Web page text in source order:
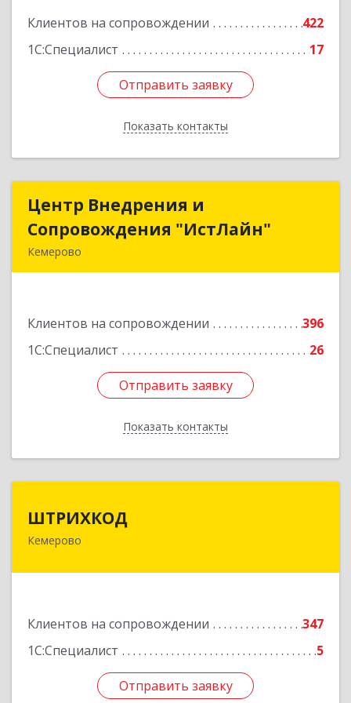
Клиентов на сопровождении
422
1С:Специалист
17
Отправить заявку
Показать контакты
Отправить заявку
Назад
Центр Внедрения и
Сопровождения "ИстЛайн"
Кемерово
Клиентов на сопровождении
396
1С:Специалист
26
Отправить заявку
Показать контакты
Центр Внедрения и
Сопровождения "ИстЛайн"
Подробнее
Отправить заявку
Назад
ШТРИХКОД
Кемерово
Клиентов на сопровождении
347
1С:Специалист
5
Отправить заявку
650043, Кемеровская область - Кузбасс обл,
Отправить заявку